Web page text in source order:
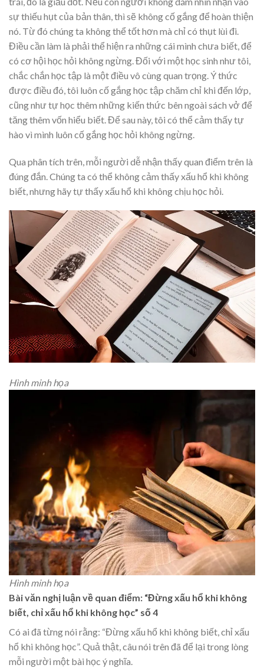
sự thiếu hụt của bản thân, thì sẽ không cố gắng để hoàn thiện
nó. Từ đó chúng ta không thể tốt hơn mà chỉ có thụt lùi đi.
Điều cần làm là phải thể hiện ra những cái mình chưa biết, để
có cơ hội học hỏi không ngừng. Đối với một học sinh như tôi,
chắc chắn học tập là một điều vô cùng quan trọng. Ý thức
được điều đó, tôi luôn cố gắng học tập chăm chỉ khi đến lớp,
cũng như tự học thêm những kiến thức bên ngoài sách vở để
tăng thêm vốn hiểu biết. Để sau này, tôi có thể cảm thấy tự
hào vì mình luôn cố gắng học hỏi không ngừng.
Qua phân tích trên, mỗi người dễ nhận thấy quan điểm trên là
đúng đắn. Chúng ta có thể không cảm thấy xấu hổ khi không
biết, nhưng hãy tự thấy xấu hổ khi không chịu học hỏi.
Hình minh họa
Hình minh họa
Bài văn nghị luận về quan điểm: “Đừng xấu hổ khi không
biết, chỉ xấu hổ khi không học” số 4
Có ai đã từng nói rằng: “Đừng xấu hổ khi không biết, chỉ xấu
hổ khi không học”. Quả thật, câu nói trên đã để lại trong lòng
mỗi người một bài học ý nghĩa.